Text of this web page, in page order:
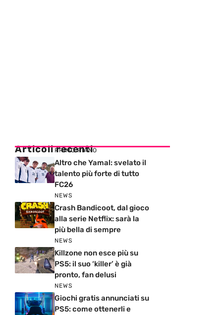
Articoli recenti
PRIMO PIANO
Altro che Yamal: svelato il
talento più forte di tutto
FC26
NEWS
Crash Bandicoot, dal gioco
alla serie Netflix: sarà la
più bella di sempre
NEWS
Killzone non esce più su
PS5: il suo ‘killer’ è già
pronto, fan delusi
NEWS
Giochi gratis annunciati su
PS5: come ottenerli e